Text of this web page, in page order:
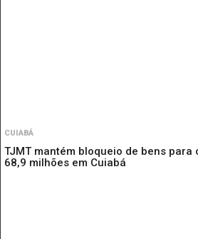
CUIABÁ
TJMT mantém bloqueio de bens para
68,9 milhões em Cuiabá